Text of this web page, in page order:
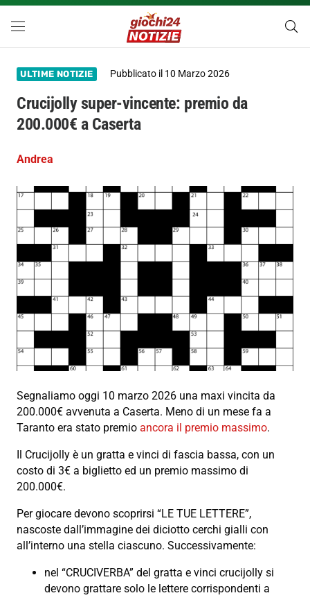
ULTIME NOTIZIE Pubblicato il 10 Marzo 2026
Crucijolly super-vincente: premio da
200.000€ a Caserta
Andrea
Segnaliamo oggi 10 marzo 2026 una maxi vincita da
200.000€ avvenuta a Caserta. Meno di un mese fa a
Taranto era stato premio ancora il premio massimo.
Il Crucijolly è un gratta e vinci di fascia bassa, con un
costo di 3€ a biglietto ed un premio massimo di
200.000€.
Per giocare devono scoprirsi “LE TUE LETTERE”,
nascoste dall’immagine dei diciotto cerchi gialli con
all’interno una stella ciascuno. Successivamente:
nel “CRUCIVERBA” del gratta e vinci crucijolly si
devono grattare solo le lettere corrispondenti a